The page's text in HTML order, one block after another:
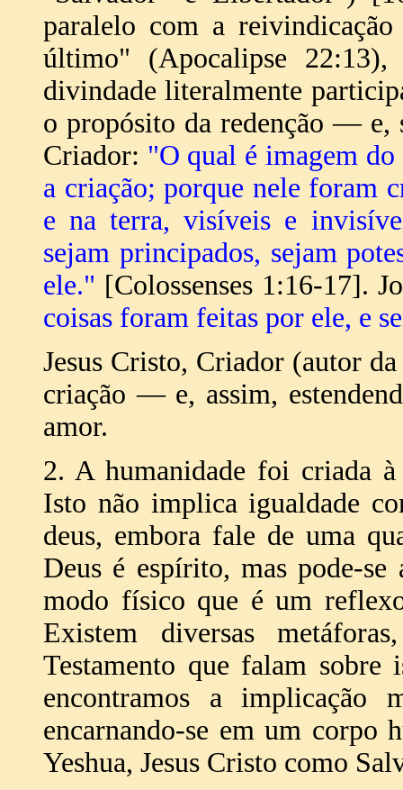
paralelo com a
último" (Apocalipse
divindade literalmente
o propósito da redenção — e,
Criador: "O qual é imagem
a criação; porque nele foram
e na terra, visíveis e
sejam principados, sejam
ele." [Colossenses 1:16-17].
coisas foram feitas por ele, e
Jesus Cristo, Criador (autor
criação — e, assim,
amor.
2. A humanidade foi criada
Isto não implica igualdade
deus, embora fale de uma
Deus é espírito, mas pode-
modo físico que é um
Existem diversas
Testamento que falam sobre
encontramos a
encarnando-se em um corpo
Yeshua, Jesus Cristo como